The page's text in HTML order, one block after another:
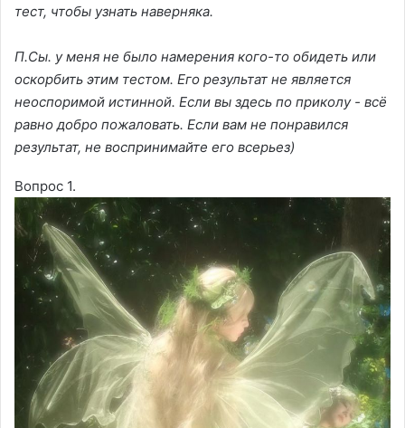
тест, чтобы узнать наверняка.
П.Сы. у меня не было намерения кого-то обидеть или
оскорбить этим тестом. Его результат не является
неоспоримой истинной. Если вы здесь по приколу - всё
равно добро пожаловать. Если вам не понравился
результат, не воспринимайте его всерьез)
Вопрос 1.